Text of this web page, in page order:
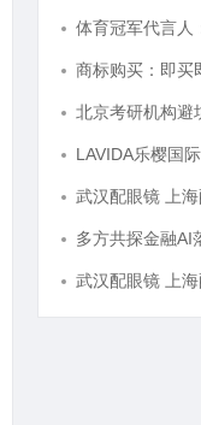
商标购买：即买
北京考研机构避
LAVIDA乐樱国
武汉配眼镜 上
武汉配眼镜 上